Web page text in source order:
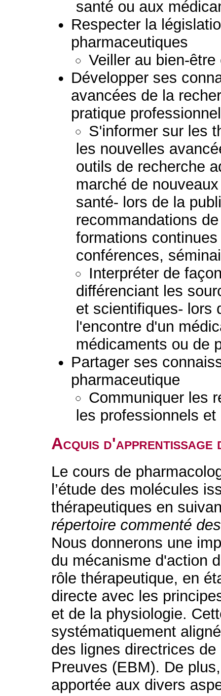
santé ou aux
Respecter la
pharmaceutiques
Veiller au bien-
Développer ses
avancées de la
pratique
S'informer sur les
les nouvelles
outils de recherche
marché de
santé- lors de la
recommandations
formations
conférences,
Interpréter de
différenciant les
et scientifiques- lors
l'encontre d'un
médicaments ou de
Partager ses
pharmaceutique
Communiquer les
les professionnels
Acquis d'apprentissage
Le cours de
l’étude des molécules
thérapeutiques en
répertoire commenté
Nous donnerons une
du mécanisme d'action
rôle thérapeutique, en
directe avec les
et de la physiologie.
systématiquement
des lignes directrices
Preuves (EBM). De
apportée aux divers